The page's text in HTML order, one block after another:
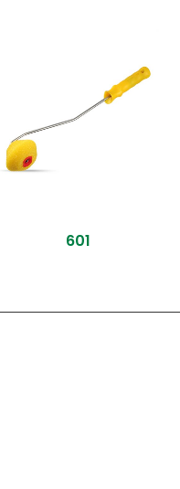
601